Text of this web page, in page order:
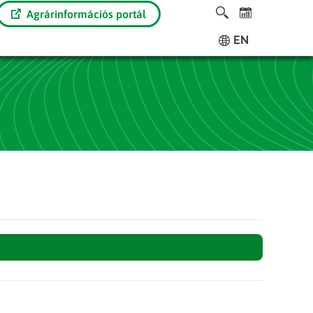
Agrárinformációs portál
EN